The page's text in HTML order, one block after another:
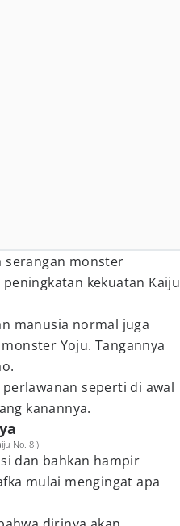
serangan monster
kekuatan Kaiju
manusia normal juga
Yoju. Tangannya
seperti di awal
kanannya.
No. 8 )
dan bahkan hampir
mulai mengingat apa